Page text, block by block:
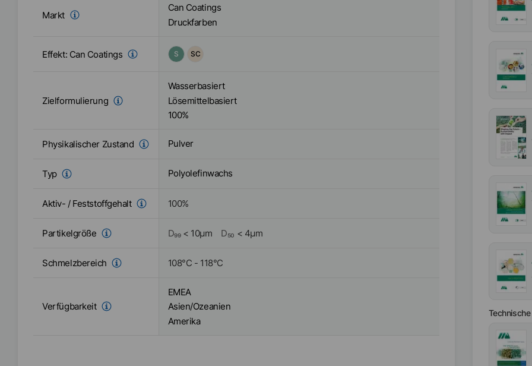
Markt
Can Coatings
Druckfarben
Effekt: Can Coatings S SC
Zielformulierung
Wasserbasiert
Lösemittelbasiert
100%
Physikalischer Zustand Pulver
Typ Polyolefinwachs
Aktiv- / Feststoffgehalt 100%
Partikelgröße D₉₉ < 10µm D₅₀ < 4µm
Schmelzbereich 108°C - 118°C
Verfügbarkeit
EMEA
Asien/Ozeanien
Amerika